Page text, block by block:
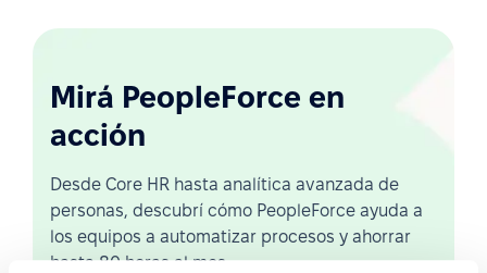
Mirá PeopleForce en
acción
Desde Core HR hasta analítica avanzada de
personas, descubrí cómo PeopleForce ayuda a
los equipos a automatizar procesos y ahorrar
hasta 80 horas al mes.